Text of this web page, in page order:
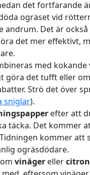
det fortfarande
ogräset vid
andrum. Det är
det mer effektivt,
med
göra det tufft eller
Strö det över
sniglar).
efter att
täcka. Det kommer
kommer att
ogräsdödare.
vinäger eller